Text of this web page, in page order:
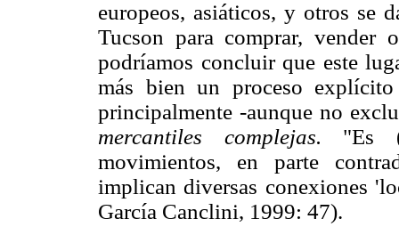
europeos, asiáticos, y otros se
Tucson para comprar,
podríamos concluir que este
más bien un proceso explícito
principalmente -aunque no
mercantiles complejas. "Es
movimientos, en parte
implican diversas conexiones
García Canclini, 1999: 47).